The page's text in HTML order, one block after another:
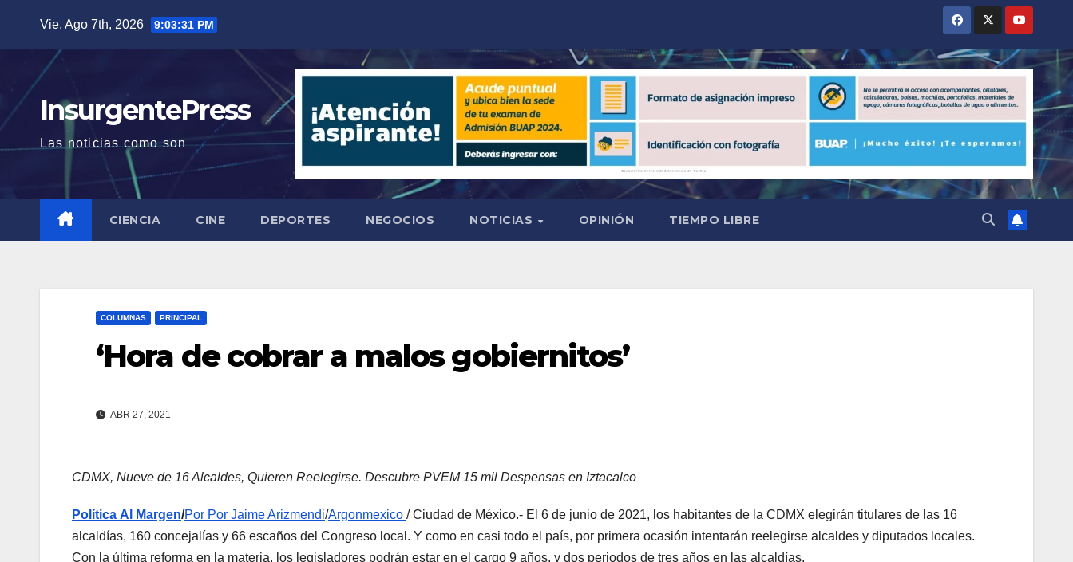
contenido
Vie. Ago 7th, 2026 9:03:31 PM
InsurgentePress
Las noticias como son
CIENCIA CINE DEPORTES NEGOCIOS NOTICIAS OPINIÓN TIEMPO LIBRE
COLUMNAS PRINCIPAL
‘Hora de cobrar a malos gobiernitos’
ABR 27, 2021
CDMX, Nueve de 16 Alcaldes, Quieren Reelegirse. Descubre PVEM 15 mil Despensas en Iztacalco
Política Al Margen/Por Por Jaime Arizmendi/Argonmexico / Ciudad de México.- El 6 de junio de 2021, los habitantes de la CDMX elegirán titulares de las 16
alcaldías, 160 concejalías y 66 escaños del Congreso local. Y como en casi todo el país, por primera ocasión intentarán reelegirse alcaldes y diputados locales.
Con la última reforma en la materia, los legisladores podrán estar en el cargo 9 años, y dos periodos de tres años en las alcaldías.